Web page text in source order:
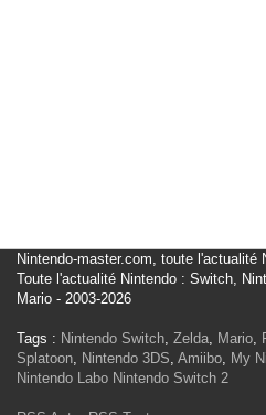
Nintendo-master.com, toute l'actualité
Toute l'actualité Nintendo : Switch,
Mario - 2003-2026
Tags : Nintendo Switch, Zelda, Mario,
Splatoon, Nintendo 3DS, Amiibo, My
Nintendo Labo Nintendo Switch 2